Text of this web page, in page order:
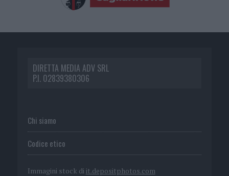
DIRETTA MEDIA ADV SRL
P.I. 02839380306
Chi siamo
Codice etico
Immagini stock di it.depositphotos.com